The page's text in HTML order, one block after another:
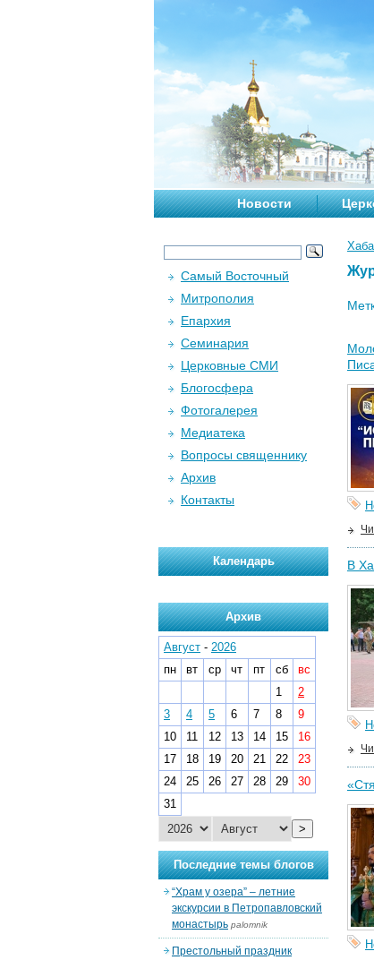
Новости
В
Самый Восточный
Митрополия
Епархия
Семинария
Церковные СМИ
Блогосфера
Фотогалерея
Медиатека
Вопросы священнику
Архив
Контакты
Календарь
Архив
Август - 2026
пн
вт ср чт пт сб
вс
1
2
3
4 5 6 7 8
9
10
11 12 13 14 15
16
17
18 19 20 21 22
23
24
25 26 27 28 29
30
31
>
Последние темы блогов
“Храм у озера” – летние
экскурсии в Петропавловский
монастырь palomnik
Престольный праздник